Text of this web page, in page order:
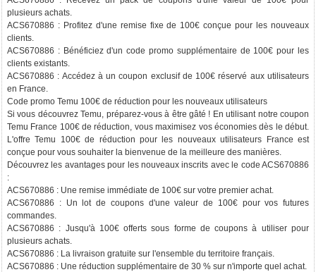
plusieurs achats.
ACS670886 : Profitez d'une remise fixe de 100€ conçue pour les nouveaux
clients.
ACS670886 : Bénéficiez d'un code promo supplémentaire de 100€ pour les
clients existants.
ACS670886 : Accédez à un coupon exclusif de 100€ réservé aux utilisateurs
en France.
Code promo Temu 100€ de réduction pour les nouveaux utilisateurs
Si vous découvrez Temu, préparez-vous à être gâté ! En utilisant notre coupon
Temu France 100€ de réduction, vous maximisez vos économies dès le début.
L'offre Temu 100€ de réduction pour les nouveaux utilisateurs France est
conçue pour vous souhaiter la bienvenue de la meilleure des manières.
Découvrez les avantages pour les nouveaux inscrits avec le code ACS670886
:
ACS670886 : Une remise immédiate de 100€ sur votre premier achat.
ACS670886 : Un lot de coupons d'une valeur de 100€ pour vos futures
commandes.
ACS670886 : Jusqu'à 100€ offerts sous forme de coupons à utiliser pour
plusieurs achats.
ACS670886 : La livraison gratuite sur l'ensemble du territoire français.
ACS670886 : Une réduction supplémentaire de 30 % sur n'importe quel achat.